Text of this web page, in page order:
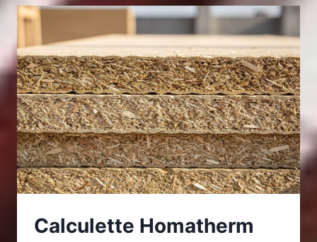
PISCINE
SONT
FACILES
À
POSER
?
Calculette Homatherm